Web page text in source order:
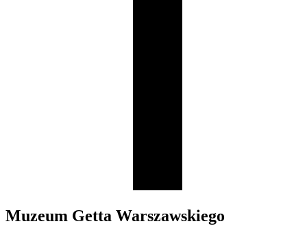
Muzeum Getta Warszawskiego